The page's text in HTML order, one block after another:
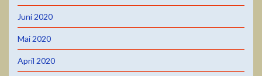
Juni 2020
Mai 2020
April 2020